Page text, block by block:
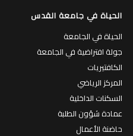
الحياة في جامعة القدس
الحياة في الجامعة
جولة افتراضية في الجامعة
الكافتيريات
المركز الرياضي
السكنات الداخلية
عمادة شؤون الطلبة
حاضنة الأعمال